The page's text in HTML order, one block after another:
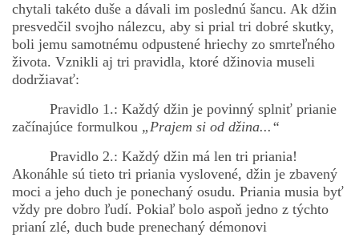
chytali takéto duše a dávali im poslednú šancu. Ak džin
presvedčil svojho nálezcu, aby si prial tri dobré skutky,
boli jemu samotnému odpustené hriechy zo smrteľného
života. Vznikli aj tri pravidla, ktoré džinovia museli
dodržiavať:
Pravidlo 1.: Každý džin je povinný splniť prianie
začínajúce formulkou „Prajem si od džina...“
Pravidlo 2.: Každý džin má len tri priania!
Akonáhle sú tieto tri priania vyslovené, džin je zbavený
moci a jeho duch je ponechaný osudu. Priania musia byť
vždy pre dobro ľudí. Pokiaľ bolo aspoň jedno z týchto
prianí zlé, duch bude prenechaný démonovi